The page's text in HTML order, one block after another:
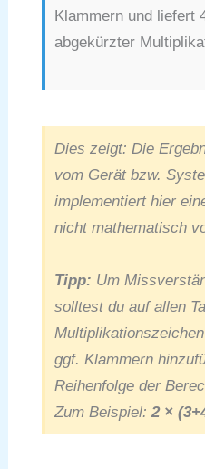
Klammern und liefert
abgekürzter
Dies zeigt: Die
vom Gerät bzw.
implementiert hier
nicht mathematisch
Tipp: Um
solltest du auf allen
ggf. Klammern
Reihenfolge der
Zum Beispiel:2 ×